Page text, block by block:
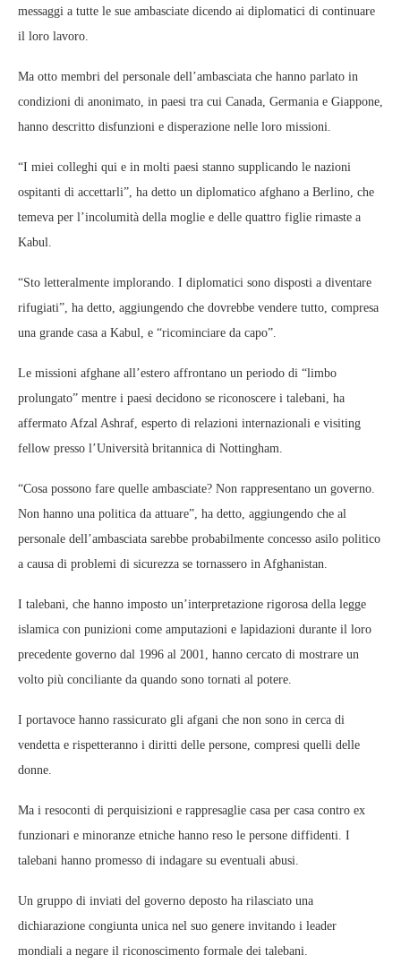
messaggi a tutte le sue ambasciate dicendo ai diplomatici di continuare
il loro lavoro.
Ma otto membri del personale dell’ambasciata che hanno parlato in
condizioni di anonimato, in paesi tra cui Canada, Germania e Giappone,
hanno descritto disfunzioni e disperazione nelle loro missioni.
“I miei colleghi qui e in molti paesi stanno supplicando le nazioni
ospitanti di accettarli”, ha detto un diplomatico afghano a Berlino, che
temeva per l’incolumità della moglie e delle quattro figlie rimaste a
Kabul.
“Sto letteralmente implorando. I diplomatici sono disposti a diventare
rifugiati”, ha detto, aggiungendo che dovrebbe vendere tutto, compresa
una grande casa a Kabul, e “ricominciare da capo”.
Le missioni afghane all’estero affrontano un periodo di “limbo
prolungato” mentre i paesi decidono se riconoscere i talebani, ha
affermato Afzal Ashraf, esperto di relazioni internazionali e visiting
fellow presso l’Università britannica di Nottingham.
“Cosa possono fare quelle ambasciate? Non rappresentano un governo.
Non hanno una politica da attuare”, ha detto, aggiungendo che al
personale dell’ambasciata sarebbe probabilmente concesso asilo politico
a causa di problemi di sicurezza se tornassero in Afghanistan.
I talebani, che hanno imposto un’interpretazione rigorosa della legge
islamica con punizioni come amputazioni e lapidazioni durante il loro
precedente governo dal 1996 al 2001, hanno cercato di mostrare un
volto più conciliante da quando sono tornati al potere.
I portavoce hanno rassicurato gli afgani che non sono in cerca di
vendetta e rispetteranno i diritti delle persone, compresi quelli delle
donne.
Ma i resoconti di perquisizioni e rappresaglie casa per casa contro ex
funzionari e minoranze etniche hanno reso le persone diffidenti. I
talebani hanno promesso di indagare su eventuali abusi.
Un gruppo di inviati del governo deposto ha rilasciato una
dichiarazione congiunta unica nel suo genere invitando i leader
mondiali a negare il riconoscimento formale dei talebani.